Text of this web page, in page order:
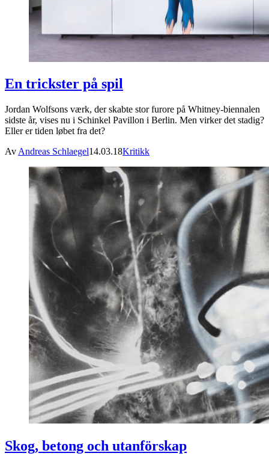
En trickster på spil
Jordan Wolfsons værk, der skabte stor furore på Whitney-biennalen
sidste år, vises nu i Schinkel Pavillon i Berlin. Men virker det stadig?
Eller er tiden løbet fra det?
Av Andreas Schlaegel14.03.18Kritikk
Skog, betong och utanförskap